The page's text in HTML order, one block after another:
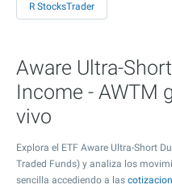
R StocksTrader
Aware Ultra-
Income - AWTM
vivo
Explora el ETF Aware Ultra-Short
Traded Funds) y analiza los
sencilla accediendo a las